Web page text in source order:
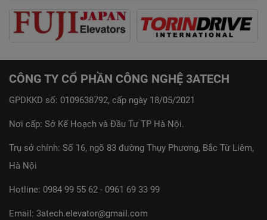
CÔNG TY CỔ PHẦN CÔNG NGHỆ 3ATECH
GPDKKD số: 0109638792, cấp ngày 18/05/2021
Nơi cấp: Sở Kế Hoạch và Đầu Tư TP Hà Nội.
Trụ sở chính: Số 16, ngõ 83 đường Thụy Phương, Bắc Từ Liêm,
Hà Nội
Hotline: 0984 99 55 62 - 0961 69 33 99
Email: 3atech.elevator@gmail.com